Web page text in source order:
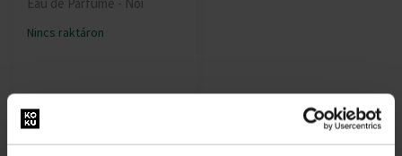
Eau de Parfume - Női
Nincs raktáron
: